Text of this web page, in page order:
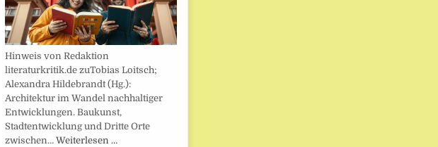
Hinweis von Redaktion
literaturkritik.de zuTobias Loitsch;
Alexandra Hildebrandt (Hg.):
Architektur im Wandel nachhaltiger
Entwicklungen. Baukunst,
Stadtentwicklung und Dritte Orte
zwischen… Weiterlesen …